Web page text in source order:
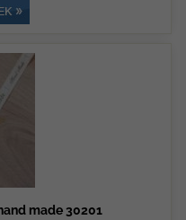
made 30201